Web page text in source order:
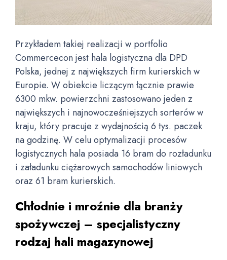
Przykładem takiej realizacji w portfolio
Commercecon jest hala logistyczna dla DPD
Polska, jednej z największych firm kurierskich w
Europie. W obiekcie liczącym łącznie prawie
6300 mkw. powierzchni zastosowano jeden z
największych i najnowocześniejszych sorterów w
kraju, który pracuje z wydajnością 6 tys. paczek
na godzinę. W celu optymalizacji procesów
logistycznych hala posiada 16 bram do rozładunku
i załadunku ciężarowych samochodów liniowych
oraz 61 bram kurierskich.
Chłodnie i mroźnie dla branży
spożywczej – specjalistyczny
rodzaj hali magazynowej